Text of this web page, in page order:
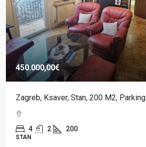
450.000,00€
Zagreb, Ksaver, Stan, 200 M2, Parking
4 2 200
STAN